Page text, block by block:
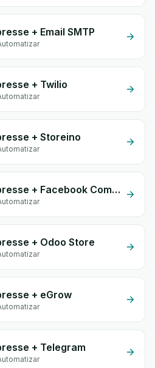
+ Email SMTP
+ Twilio
+ Storeino
Eagle Expresse + Facebook Comments
+ Odoo Store
+ eGrow
+ Telegram